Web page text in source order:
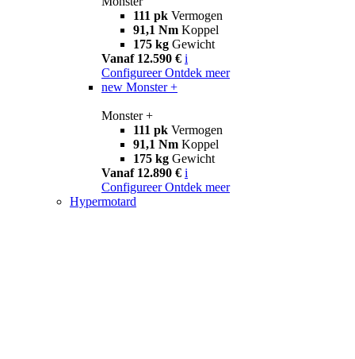
111 pk Vermogen
91,1 Nm Koppel
175 kg Gewicht
Vanaf 12.590 € i
Configureer Ontdek meer
new Monster +
Monster +
111 pk Vermogen
91,1 Nm Koppel
175 kg Gewicht
Vanaf 12.890 € i
Configureer Ontdek meer
Hypermotard